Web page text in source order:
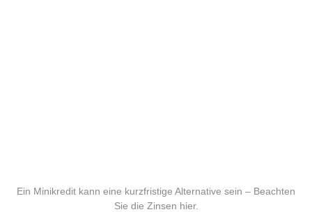
Ein Minikredit kann eine kurzfristige Alternative sein – Beachten
Sie die Zinsen hier.